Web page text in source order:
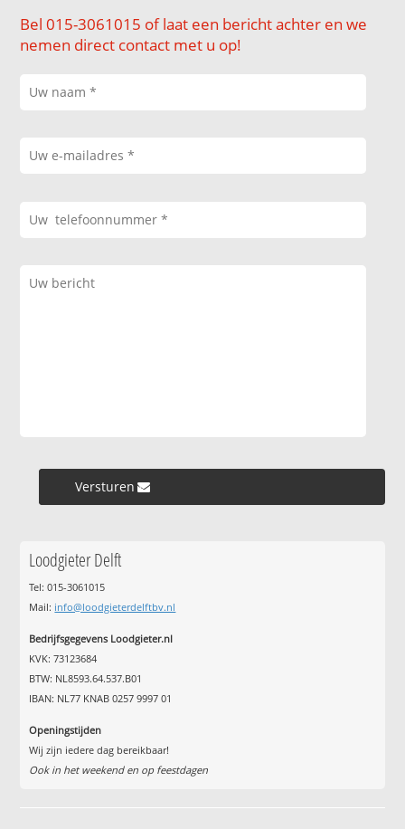
Bel 015-3061015 of laat een bericht achter en we
nemen direct contact met u op!
Versturen »
Loodgieter Delft
Tel: 015-3061015
Mail: info@loodgieterdelftbv.nl
Bedrijfsgegevens Loodgieter.nl
KVK: 73123684
BTW: NL8593.64.537.B01
IBAN: NL77 KNAB 0257 9997 01
Openingstijden
Wij zijn iedere dag bereikbaar!
Ook in het weekend en op feestdagen